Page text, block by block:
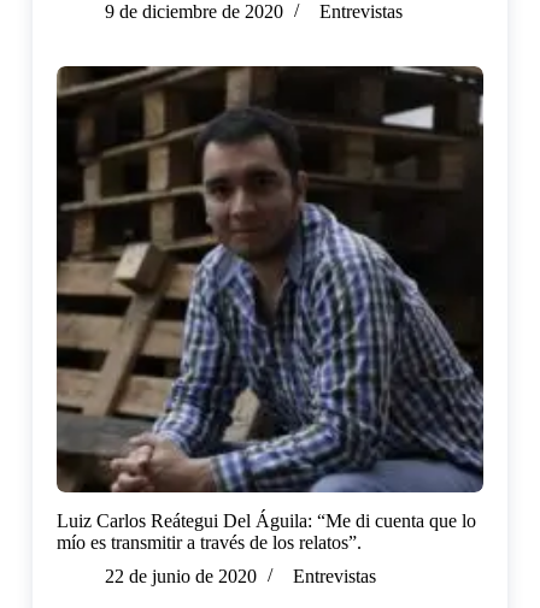
9 de diciembre de 2020
Entrevistas
Luiz Carlos Reátegui Del Águila: “Me di cuenta que lo
mío es transmitir a través de los relatos”.
22 de junio de 2020
Entrevistas